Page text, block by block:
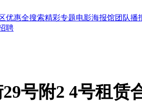
优惠全搜索精彩专题电影海报馆团队播
聘
号附2 4号租赁